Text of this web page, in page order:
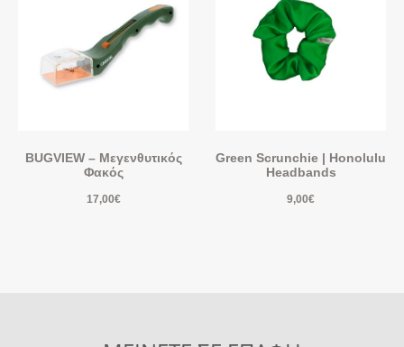
BUGVIEW – Μεγενθυτικός
Φακός
17,00€
Green Scrunchie | Honolulu
Headbands
9,00€